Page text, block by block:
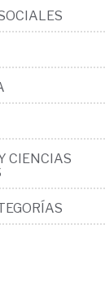
CIENCIAS